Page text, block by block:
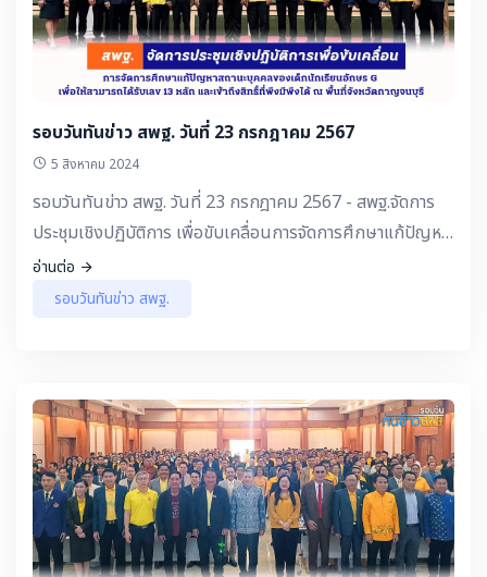
รอบวันทันข่าว สพฐ. วันที่ 23 กรกฎาคม 2567
5 สิงหาคม 2024
รอบวันทันข่าว สพฐ. วันที่ 23 กรกฎาคม 2567 - สพฐ.จัดการ
ประชุมเชิงปฏิบัติการ เพื่อขับเคลื่อนการจัดการศึกษาแก้ปัญหา
สถานะบุคคลของเด็กนักเรียนอักษร G เพื่อให้สามารถได้รับเลข
13 หลัก และเข้าถึงสิทธิ์ที่พึงมีพึงได้ ณ พื้นที่จังหวัดกาญจนบุรี
อ่านต่อ
รอบวันทันข่าว สพฐ.